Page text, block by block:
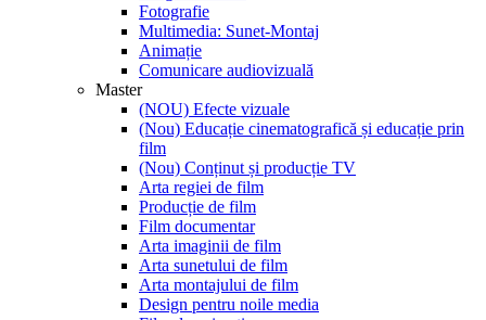
Fotografie
Multimedia: Sunet-Montaj
Animație
Comunicare audiovizuală
Master
(NOU) Efecte vizuale
(Nou) Educație cinematografică și educație prin
film
(Nou) Conținut și producție TV
Arta regiei de film
Producție de film
Film documentar
Arta imaginii de film
Arta sunetului de film
Arta montajului de film
Design pentru noile media